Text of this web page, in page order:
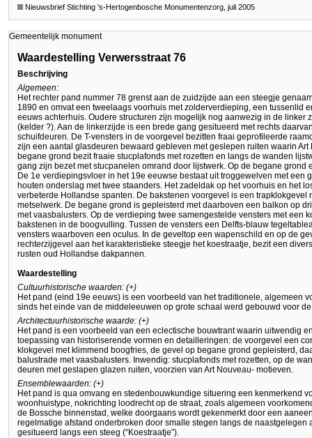
Nieuwsbrief Stichting 's-Hertogenbosche Monumentenzorg, juli 2005
Gemeentelijk monument
Waardestelling Verwersstraat 76
Beschrijving
Algemeen:
Het rechter pand nummer 78 grenst aan de zuidzijde aan een steegje
1890 en omvat een tweelaags voorhuis met zolderverdieping, een tussenlid
eeuws achterhuis. Oudere structuren zijn mogelijk nog aanwezig in de linker
(kelder ?). Aan de linkerzijde is een brede gang gesitueerd met rechts
schuifdeuren. De T-vensters in de voorgevel bezitten fraai geprofileerde
zijn een aantal glasdeuren bewaard gebleven met geslepen ruiten waarin
begane grond bezit fraaie stucplafonds met rozetten en langs de wanden
gang zijn bezet met stucpanelen omrand door lijstwerk. Op de begane grond
De 1e verdiepingsvloer in het 19e eeuwse bestaat uit troggewelven met een
houten onderslag met twee staanders. Het zadeldak op het voorhuis en het
verbeterde Hollandse spanten. De bakstenen voorgevel is een trapklokgevel
metselwerk. De begane grond is gepleisterd met daarboven een balkon op
met vaasbalusters. Op de verdieping twee samengestelde vensters met een
bakstenen in de boogvulling. Tussen de vensters een Delfts-blauw
vensters waarboven een oculus. In de geveltop een wapenschild en op de
rechterzijgevel aan het karakteristieke steegje het koestraatje, bezit een
rusten oud Hollandse dakpannen.
Waardestelling
Cultuurhistorische waarden: (+)
Het pand (eind 19e eeuws) is een voorbeeld van het traditionele, algemeen
sinds het einde van de middeleeuwen op grote schaal werd gebouwd voor
Architectuurhistorische waarde: (+)
Het pand is een voorbeeld van een eclectische bouwtrant waarin uitwendig
toepassing van historiserende vormen en detailleringen: de voorgevel een
klokgevel met klimmend boogfries, de gevel op begane grond gepleisterd,
balustrade met vaasbalusters. Inwendig: stucplafonds met rozetten, op de
deuren met geslapen glazen ruiten, voorzien van Art Nouveau- motieven.
Ensemblewaarden: (+)
Het pand is qua omvang en stedenbouwkundige situering een kenmerkend
woonhuistype, nokrichting loodrecht op de straat, zoals algemeen
de Bossche binnenstad, welke doorgaans wordt gekenmerkt door een
regelmatige afstand onderbroken door smalle stegen langs de naastgelegen
gesitueerd langs een steeg (“Koestraatje”).